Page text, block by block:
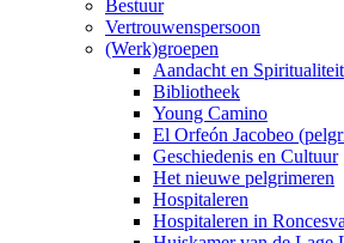
Bestuur
Vertrouwenspersoon
(Werk)groepen
Aandacht en Spiritualiteit
Bibliotheek
Young Camino
El Orfeón Jacobeo
Geschiedenis en Cultuur
Het nieuwe pelgrimeren
Hospitaleren
Hospitaleren in